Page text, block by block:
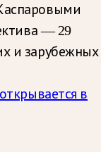
— 29
и зарубежных
в